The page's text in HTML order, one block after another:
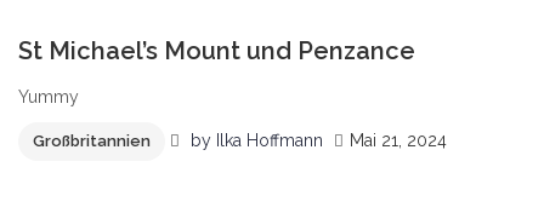
St Michael’s Mount und Penzance
Yummy
Großbritannien by Ilka Hoffmann Mai 21, 2024